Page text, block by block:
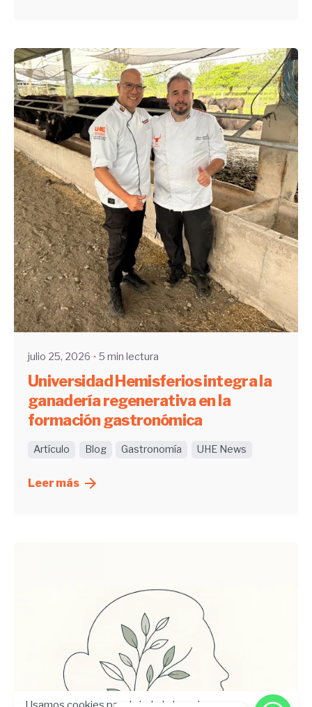
Enviado por
UHE
julio 25, 2026 5 min lectura
Universidad Hemisferios integra la
ganadería regenerativa en la
formación gastronómica
Artículo Blog Gastronomía UHE News
Leer más